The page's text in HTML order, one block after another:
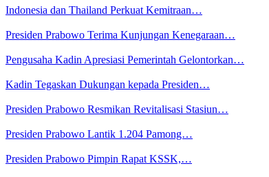
Indonesia dan Thailand Perkuat Kemitraan…
Presiden Prabowo Terima Kunjungan Kenegaraan…
Pengusaha Kadin Apresiasi Pemerintah Gelontorkan…
Kadin Tegaskan Dukungan kepada Presiden…
Presiden Prabowo Resmikan Revitalisasi Stasiun…
Presiden Prabowo Lantik 1.204 Pamong…
Presiden Prabowo Pimpin Rapat KSSK,…